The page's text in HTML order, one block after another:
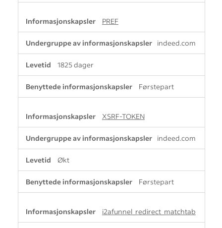
PREF
indeed.com
1825 dager
Førstepart
XSRF-TOKEN
indeed.com
Økt
Førstepart
i2afunnel_redirect_matchtab